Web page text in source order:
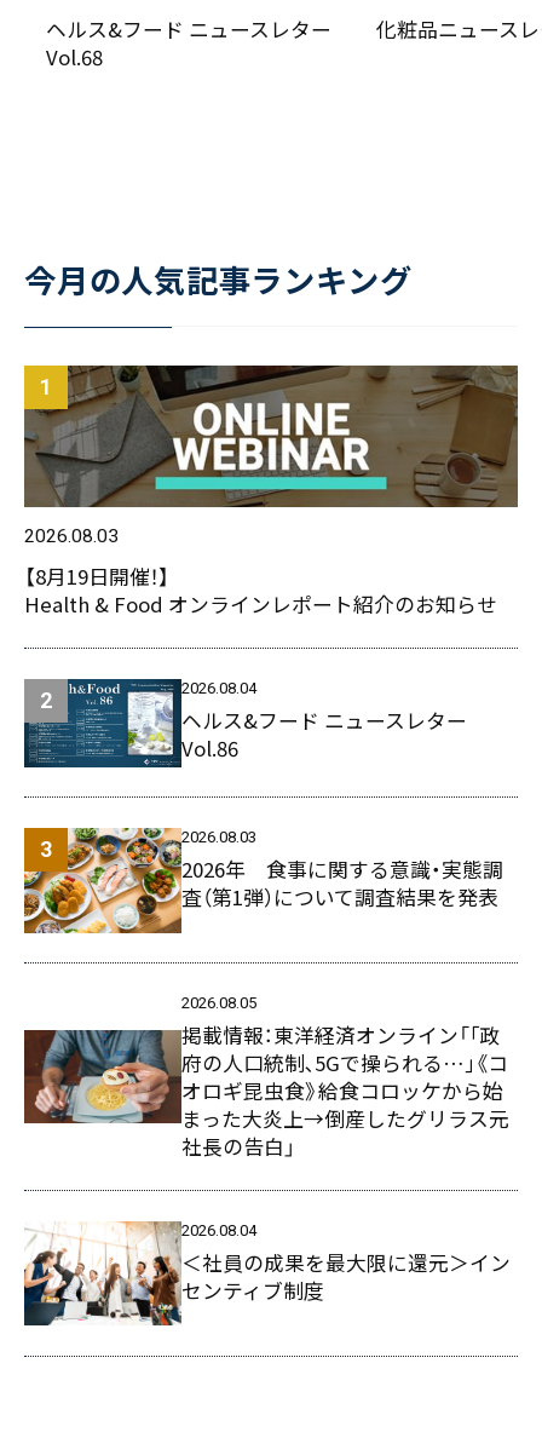
ヘルス&フード ニュースレター
Vol.68
化粧品ニュース
今月の人気記事ランキング
2026.08.03
【8月19日開催！】
Health & Food オンラインレポート紹介のお知らせ
2026.08.04
ヘルス&フード ニュースレター
Vol.86
2026.08.03
2026年 食事に関する意識・実態調
査（第1弾）について調査結果を発表
2026.08.05
掲載情報：東洋経済オンライン「｢政
府の人口統制､5Gで操られる…｣《コ
オロギ昆虫食》給食コロッケから始
まった大炎上→倒産したグリラス元
社長の告白」
2026.08.04
＜社員の成果を最大限に還元＞イン
センティブ制度